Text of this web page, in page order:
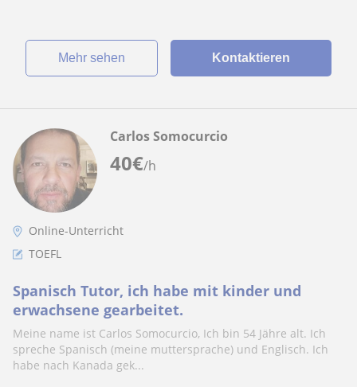
Mehr sehen Kontaktieren
40€/h
Carlos Somocurcio
Online-Unterricht
TOEFL
Spanisch Tutor, ich habe mit kinder und
erwachsene gearbeitet.
Meine name ist Carlos Somocurcio, Ich bin 54 Jähre alt. Ich
spreche Spanisch (meine muttersprache) und Englisch. Ich
habe nach Kanada gek...